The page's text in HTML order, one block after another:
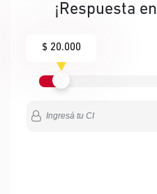
¡Respuesta en
$ 20.000